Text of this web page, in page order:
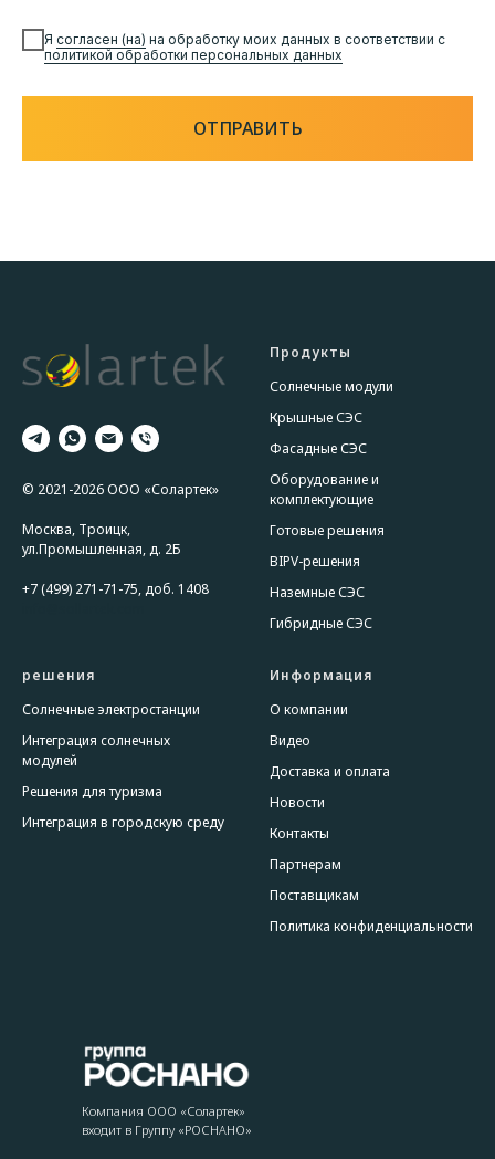
Я согласен (на) на обработку моих данных в соответствии с
политикой обработки персональных данных
ОТПРАВИТЬ
© 2021-2026 ООО «Солартек»
Москва, Троицк,
ул.Промышленная, д. 2Б
+7 (499) 271-71-75, доб. 1408
Продукты
Солнечные модули
Крышные СЭС
Фасадные СЭС
Оборудование и
комплектующие
Готовые решения
BIPV-решения
Наземные СЭС
Гибридные СЭС
решения
Солнечные электростанции
Интеграция солнечных
модулей
Решения для туризма
Интеграция в городскую среду
Информация
О компании
Видео
Доставка и оплата
Новости
Контакты
Партнерам
Поставщикам
Политика конфиденциальности
Компания ООО «Солартек»
входит в Группу «РОСНАНО»